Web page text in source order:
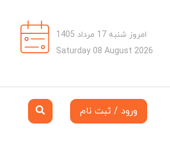
امروز شنبه 17 مرداد 1405
Saturday 08 August 2026
ورود / ثبت نام